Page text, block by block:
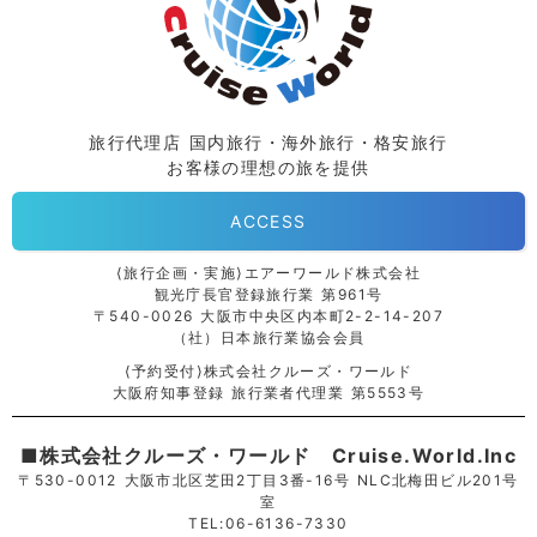
旅行代理店 国内旅行・海外旅行・格安旅行
お客様の理想の旅を提供
ACCESS
⟨旅行企画・実施⟩エアーワールド株式会社
観光庁長官登録旅行業 第961号
〒540-0026 大阪市中央区内本町2-2-14-207
（社）日本旅行業協会会員
⟨予約受付⟩株式会社クルーズ・ワールド
大阪府知事登録 旅行業者代理業 第5553号
■株式会社クルーズ・ワールド Cruise.World.Inc
〒530-0012 大阪市北区芝田2丁目3番-16号 NLC北梅田ビル201号
室
TEL:06-6136-7330